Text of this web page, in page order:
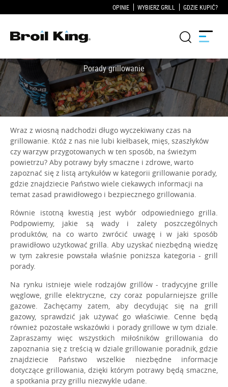
OPINIE WYBIERZ GRILL GDZIE KUPIĆ?
Grille
KUCHNIE OGRODOWE
Akcesoria do grillowania
Blog
Przepisy
WSPARCIE
O NAS
Wraz z wiosną nadchodzi długo wyczekiwany czas na
grillowanie. Któż z nas nie lubi kiełbasek, mięs, szaszłyków
czy warzyw przygotowanych w ten sposób, na świeżym
powietrzu? Aby potrawy były smaczne i zdrowe, warto
zapoznać się z listą artykułów w kategorii grillowanie porady,
gdzie znajdziecie Państwo wiele ciekawych informacji na
temat zasad prawidłowego i bezpiecznego grillowania.
Równie istotną kwestią jest wybór odpowiedniego grilla.
Podpowiemy, jakie są wady i zalety poszczególnych
produktów, na co warto zwrócić uwagę i w jaki sposób
prawidłowo użytkować grilla. Aby uzyskać niezbędną wiedzę
w tym zakresie powstała właśnie poniższa kategoria - grill
porady.
Na rynku istnieje wiele rodzajów grillów - tradycyjne grille
węglowe, grille elektryczne, czy coraz popularniejsze grille
gazowe. Zachęcamy zatem, aby decydując się na grill
gazowy, sprawdzić jak używać go właściwie. Cenne będą
również pozostałe wskazówki i porady grillowe w tym dziale.
Zapraszamy więc wszystkich miłośników grillowania do
zapoznania się z treścią w dziale grillowanie poradnik, gdzie
znajdziecie Państwo wszelkie niezbędne informacje
dotyczące grillowania, dzięki którym potrawy będą smaczne,
a spotkania przy grillu niezwykle udane.